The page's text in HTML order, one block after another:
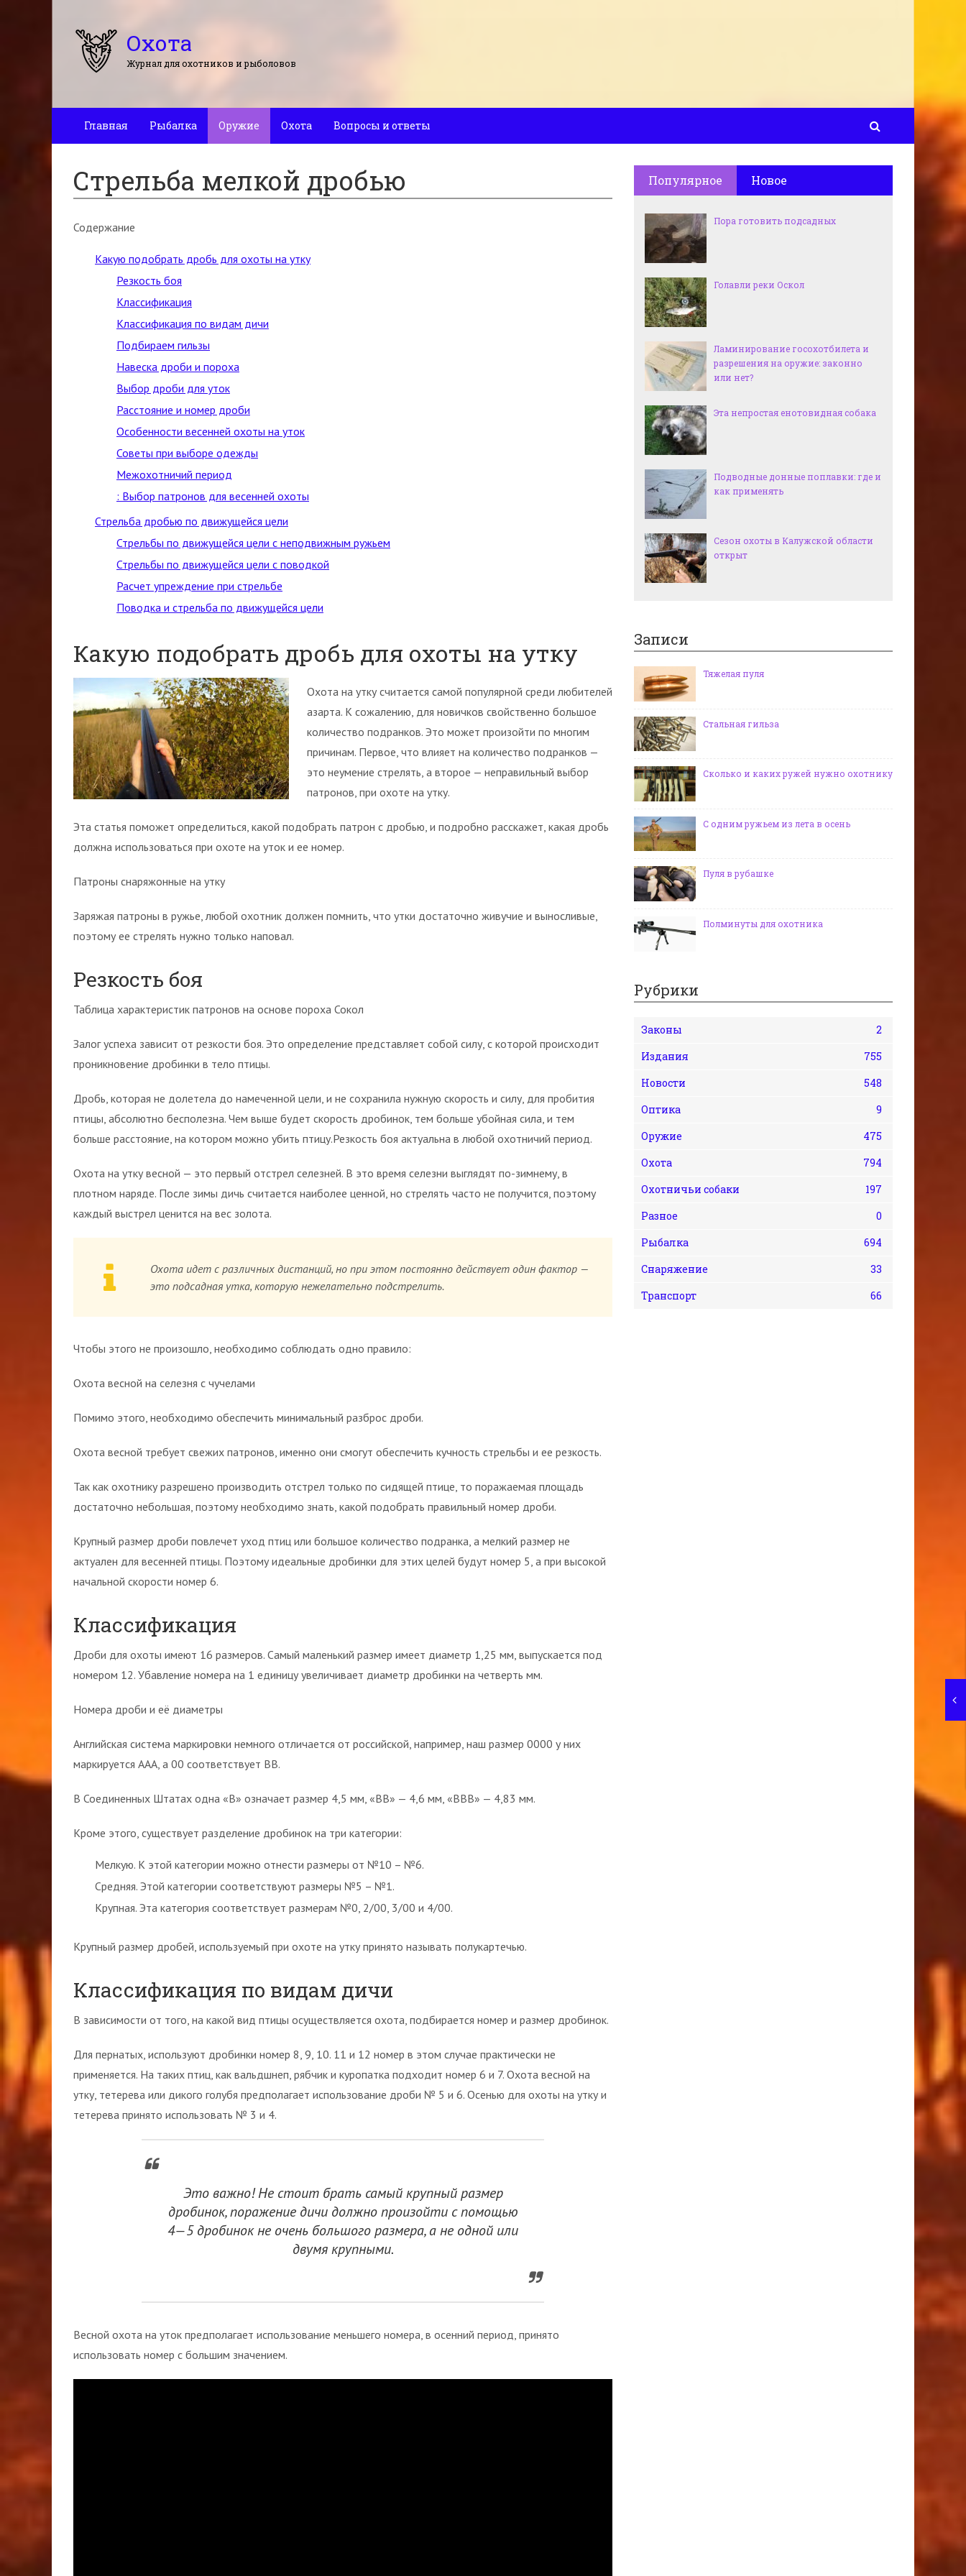
Охота
Журнал для охотников и рыболовов
Главная Рыбалка Оружие Охота Вопросы и ответы
Стрельба мелкой дробью
Содержание
Какую подобрать дробь для охоты на утку
Резкость боя
Классификация
Классификация по видам дичи
Подбираем гильзы
Навеска дроби и пороха
Выбор дроби для уток
Расстояние и номер дроби
Особенности весенней охоты на уток
Советы при выборе одежды
Межохотничий период
: Выбор патронов для весенней охоты
Стрельба дробью по движущейся цели
Стрельбы по движущейся цели с неподвижным ружьем
Стрельбы по движущейся цели с поводкой
Расчет упреждение при стрельбе
Поводка и стрельба по движущейся цели
Какую подобрать дробь для охоты на утку
Охота на утку считается самой популярной среди любителей
азарта. К сожалению, для новичков свойственно большое
количество подранков. Это может произойти по многим
причинам. Первое, что влияет на количество подранков —
это неумение стрелять, а второе — неправильный выбор
патронов, при охоте на утку.
Эта статья поможет определиться, какой подобрать патрон с дробью, и подробно расскажет, какая дробь
должна использоваться при охоте на уток и ее номер.
Патроны снаряжонные на утку
Заряжая патроны в ружье, любой охотник должен помнить, что утки достаточно живучие и выносливые,
поэтому ее стрелять нужно только наповал.
Резкость боя
Таблица характеристик патронов на основе пороха Сокол
Залог успеха зависит от резкости боя. Это определение представляет собой силу, с которой происходит
проникновение дробинки в тело птицы.
Дробь, которая не долетела до намеченной цели, и не сохранила нужную скорость и силу, для пробития
птицы, абсолютно бесполезна. Чем выше будет скорость дробинок, тем больше убойная сила, и тем
больше расстояние, на котором можно убить птицу.Резкость боя актуальна в любой охотничий период.
Охота на утку весной — это первый отстрел селезней. В это время селезни выглядят по-зимнему, в
плотном наряде. После зимы дичь считается наиболее ценной, но стрелять часто не получится, поэтому
каждый выстрел ценится на вес золота.
Охота идет с различных дистанций, но при этом постоянно действует один фактор —
это подсадная утка, которую нежелательно подстрелить.
Чтобы этого не произошло, необходимо соблюдать одно правило:
Охота весной на селезня с чучелами
Помимо этого, необходимо обеспечить минимальный разброс дроби.
Охота весной требует свежих патронов, именно они смогут обеспечить кучность стрельбы и ее резкость.
Так как охотнику разрешено производить отстрел только по сидящей птице, то поражаемая площадь
достаточно небольшая, поэтому необходимо знать, какой подобрать правильный номер дроби.
Крупный размер дроби повлечет уход птиц или большое количество подранка, а мелкий размер не
актуален для весенней птицы. Поэтому идеальные дробинки для этих целей будут номер 5, а при высокой
начальной скорости номер 6.
Классификация
Дроби для охоты имеют 16 размеров. Самый маленький размер имеет диаметр 1,25 мм, выпускается под
номером 12. Убавление номера на 1 единицу увеличивает диаметр дробинки на четверть мм.
Номера дроби и её диаметры
Английская система маркировки немного отличается от российской, например, наш размер 0000 у них
маркируется ААА, а 00 соответствует ВВ.
В Соединенных Штатах одна «В» означает размер 4,5 мм, «ВВ» — 4,6 мм, «ВВВ» — 4,83 мм.
Кроме этого, существует разделение дробинок на три категории:
Мелкую. К этой категории можно отнести размеры от №10 – №6.
Средняя. Этой категории соответствуют размеры №5 – №1.
Крупная. Эта категория соответствует размерам №0, 2/00, 3/00 и 4/00.
Крупный размер дробей, используемый при охоте на утку принято называть полукартечью.
Классификация по видам дичи
В зависимости от того, на какой вид птицы осуществляется охота, подбирается номер и размер дробинок.
Для пернатых, используют дробинки номер 8, 9, 10. 11 и 12 номер в этом случае практически не
применяется. На таких птиц, как вальдшнеп, рябчик и куропатка подходит номер 6 и 7. Охота весной на
утку, тетерева или дикого голубя предполагает использование дроби № 5 и 6. Осенью для охоты на утку и
тетерева принято использовать № 3 и 4.
Это важно! Не стоит брать самый крупный размер
дробинок, поражение дичи должно произойти с помощью
4—5 дробинок не очень большого размера, а не одной или
двумя крупными.
Весной охота на уток предполагает использование меньшего номера, в осенний период, принято
использовать номер с большим значением.
Популярное Новое
Пора готовить подсадных
Голавли реки Оскол
Ламинирование госохотбилета и
разрешения на оружие: законно
или нет?
Эта непростая енотовидная собака
Подводные донные поплавки: где и
как применять
Сезон охоты в Калужской области
открыт
Записи
Тяжелая пуля
Стальная гильза
Сколько и каких ружей нужно охотнику
С одним ружьем из лета в осень
Пуля в рубашке
Полминуты для охотника
Рубрики
Законы
2
Издания
755
Новости
548
Оптика
9
Оружие
475
Охота
794
Охотничьи собаки
197
Разное
0
Рыбалка
694
Снаряжение
33
Транспорт
66